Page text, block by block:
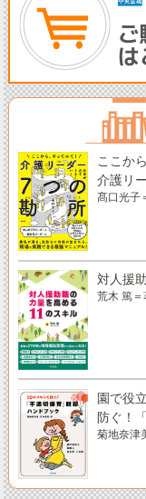
ここか
介護リ
髙口光子
対人援
荒木 篤＝
園で役
防ぐ！
菊地奈津